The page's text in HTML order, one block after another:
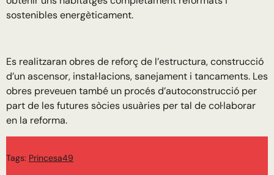
sostenibles energèticament.
Es realitzaran obres de reforç de l’estructura, construcció
d’un ascensor, instal·lacions, sanejament i tancaments. Les
obres preveuen també un procés d’autoconstrucció per
part de les futures sòcies usuàries per tal de col·laborar
en la reforma.
Tags: Princesa49